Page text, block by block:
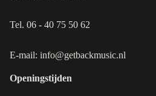
Tel. 06 - 40 75 50 62
E-mail: info@getbackmusic.nl
Openingstijden